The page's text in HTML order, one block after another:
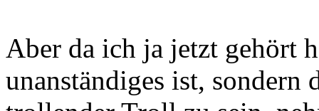
Aber da ich ja jetzt gehört
unanständiges ist, sondern